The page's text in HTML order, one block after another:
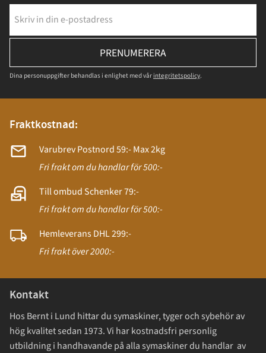
PRENUMERERA
Dina personuppgifter behandlas i enlighet med vår integritetspolicy.
Fraktkostnad:
Varubrev Postnord 59:- Max 2kg
Fri frakt om du handlar för 500:-
Till ombud Schenker 79:-
Fri frakt om du handlar för 500:-
Hemleverans DHL 299:-
Fri frakt över 2000:-
Kontakt
Hos Bernt i Lund hittar du symaskiner, tyger och sybehör av
hög kvalitet sedan 1973. Vi har kostnadsfri personlig
utbildning i handhavande på alla symaskiner du handlar av